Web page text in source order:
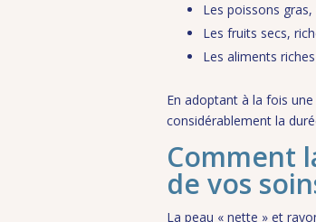
Les poissons
Les fruits secs,
Les aliments
En adoptant à la fois une
considérablement la
Comment
de vos
La peau « nette » et